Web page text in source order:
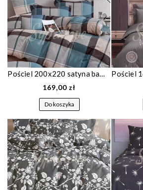
Pościel 200x220 satyna bawełniana szara w niebiesko szarą kratkę 1869
169,00 zł
Do koszyka